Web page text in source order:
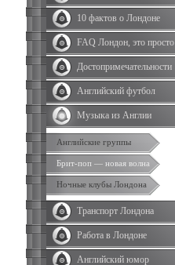
10 фактов о Лондоне
FAQ Лондон, это просто
Достопримечательности
Английский футбол
Музыка из Англии
Английские группы
Брит-поп — новая волна
Ночные клубы Лондона
Транспорт Лондона
Работа в Лондоне
Английский юмор